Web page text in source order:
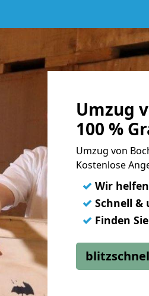
Umzug
100 %
Umzug von
Kostenlose
✓ Wir
✓ Schnell &
✓ Finden